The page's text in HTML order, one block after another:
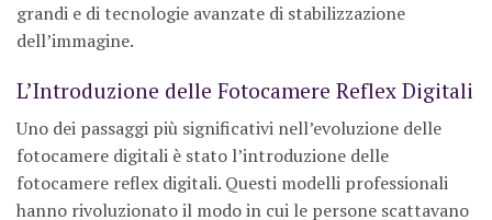
grandi e di tecnologie avanzate di stabilizzazione
dell’immagine.
L’Introduzione delle Fotocamere Reflex Digitali
Uno dei passaggi più significativi nell’evoluzione delle
fotocamere digitali è stato l’introduzione delle
fotocamere reflex digitali. Questi modelli professionali
hanno rivoluzionato il modo in cui le persone scattavano